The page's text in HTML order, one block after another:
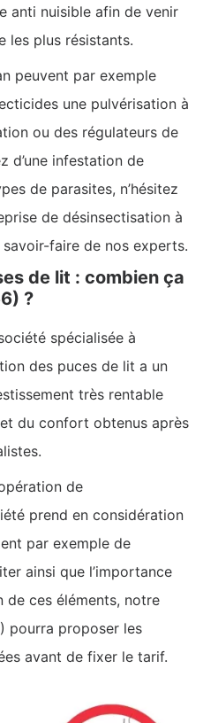
anti nuisible afin de venir
les plus résistants.
peuvent par exemple
une pulvérisation à
ou des régulateurs de
d’une infestation de
de parasites, n’hésitez
de désinsectisation à
faire de nos experts.
de lit : combien ça
?
spécialisée à
des puces de lit a un
très rentable
du confort obtenus après
de
prend en considération
par exemple de
ainsi que l’importance
de ces éléments, notre
pourra proposer les
avant de fixer le tarif.